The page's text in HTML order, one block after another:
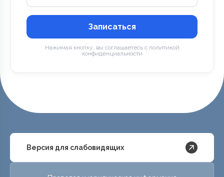
Записаться
Нажимая кнопку, вы соглашаетесь с политикой
конфиденциальности
Версия для слабовидящих